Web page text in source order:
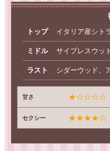
トップ イタリア産シト
ミドル サイプレスウッ
ラスト シダーウッド、
甘さ ★☆☆☆☆
セクシー ★★★★☆